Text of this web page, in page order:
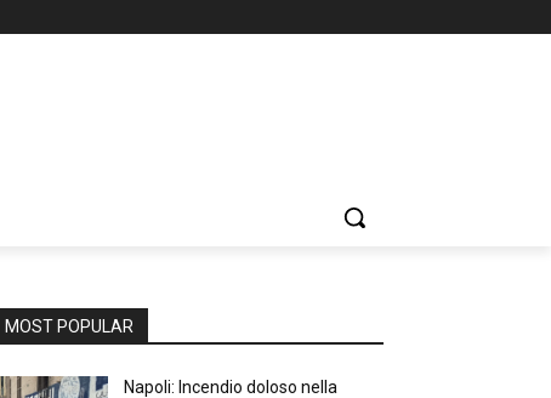
MOST POPULAR
Napoli: Incendio doloso nella